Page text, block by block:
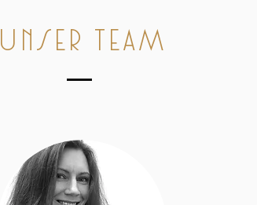
Unser Team